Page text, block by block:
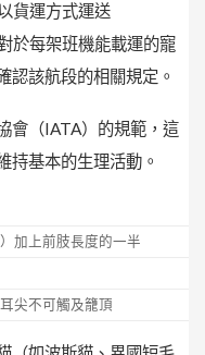
貨運方式運送
於每架班機能載運的寵
認該航段的相關規定。
會（IATA）的規範，這
持基本的生理活動。
加上前肢長度的一半
尖不可觸及籠頂